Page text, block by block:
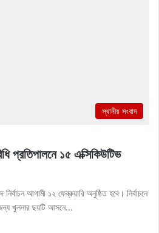
স্থানীয় সংবাদ
প্রতিপালনে ১৫ এক্সিকিউটিভ
আগামী ১২ ফেব্রুয়ারি অনুষ্ঠিত হবে। নির্বাচনে
খুলনার ছয়টি আসনে…